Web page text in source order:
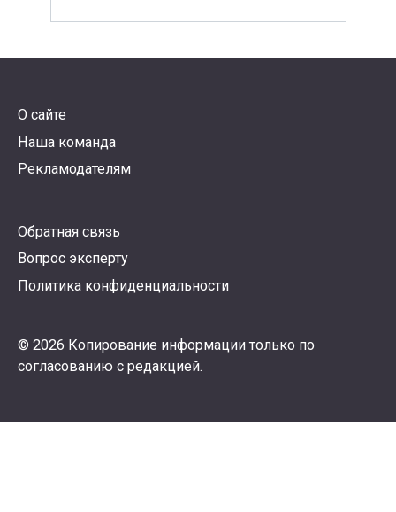
О сайте
Наша команда
Рекламодателям
Обратная связь
Вопрос эксперту
Политика конфиденциальности
© 2026 Копирование информации только по
согласованию с редакцией.